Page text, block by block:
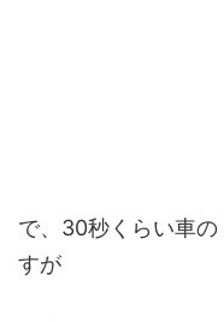
で、30秒くらい車
すが